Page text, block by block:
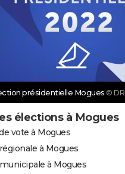
présidentielle Mogues © DR
élections à Mogues
vote à Mogues
à Mogues
à Mogues